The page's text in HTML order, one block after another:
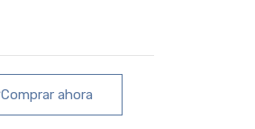
Comprar ahora